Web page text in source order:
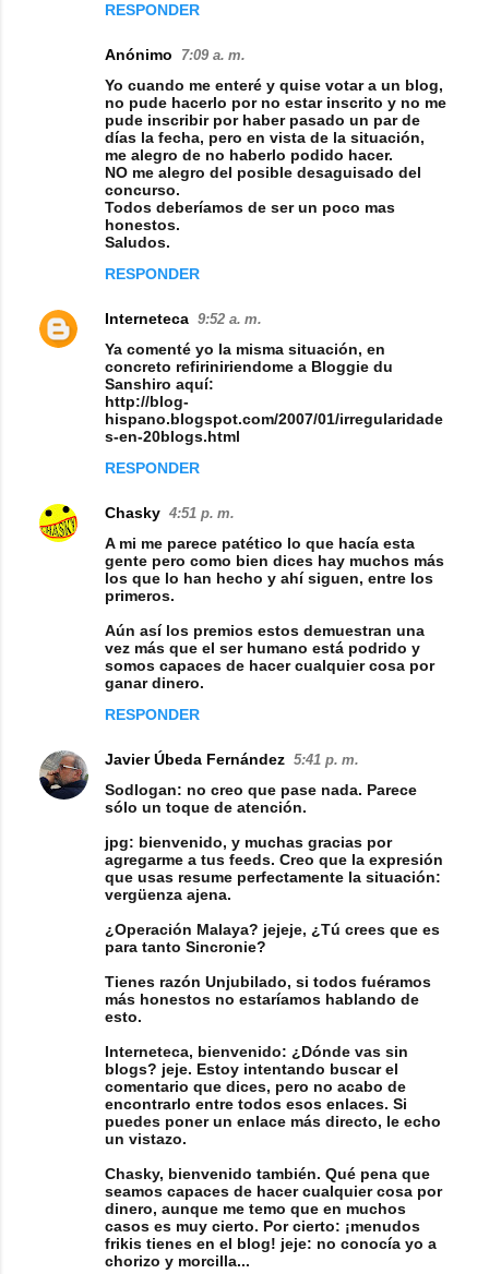
RESPONDER
Anónimo 7:09 a. m.
Yo cuando me enteré y quise votar a un blog,
no pude hacerlo por no estar inscrito y no me
pude inscribir por haber pasado un par de
días la fecha, pero en vista de la situación,
me alegro de no haberlo podido hacer.
NO me alegro del posible desaguisado del
concurso.
Todos deberíamos de ser un poco mas
honestos.
Saludos.
RESPONDER
Interneteca 9:52 a. m.
Ya comenté yo la misma situación, en
concreto refiriniriendome a Bloggie du
Sanshiro aquí:
http://blog-
hispano.blogspot.com/2007/01/irregularidade
s-en-20blogs.html
RESPONDER
Chasky 4:51 p. m.
A mi me parece patético lo que hacía esta
gente pero como bien dices hay muchos más
los que lo han hecho y ahí siguen, entre los
primeros.
Aún así los premios estos demuestran una
vez más que el ser humano está podrido y
somos capaces de hacer cualquier cosa por
ganar dinero.
RESPONDER
Javier Úbeda Fernández 5:41 p. m.
Sodlogan: no creo que pase nada. Parece
sólo un toque de atención.
jpg: bienvenido, y muchas gracias por
agregarme a tus feeds. Creo que la expresión
que usas resume perfectamente la situación:
vergüenza ajena.
¿Operación Malaya? jejeje, ¿Tú crees que es
para tanto Sincronie?
Tienes razón Unjubilado, si todos fuéramos
más honestos no estaríamos hablando de
esto.
Interneteca, bienvenido: ¿Dónde vas sin
blogs? jeje. Estoy intentando buscar el
comentario que dices, pero no acabo de
encontrarlo entre todos esos enlaces. Si
puedes poner un enlace más directo, le echo
un vistazo.
Chasky, bienvenido también. Qué pena que
seamos capaces de hacer cualquier cosa por
dinero, aunque me temo que en muchos
casos es muy cierto. Por cierto: ¡menudos
frikis tienes en el blog! jeje: no conocía yo a
chorizo y morcilla...